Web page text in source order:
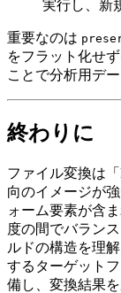
実行し、新
重要なのは
をフラット化せ
ことで分析用デ
終わりに
ファイル変換は
向のイメージが
ォーム要素が含
度の間でバラン
ルドの構造を理
するターゲット
備し、変換結果